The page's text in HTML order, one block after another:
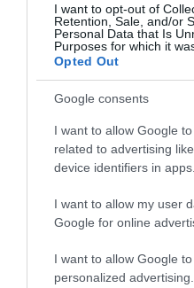
I want to opt-out of
Retention, Sale, and/or
Personal Data that Is
Purposes for which it
Opted Out
Google consents
I want to allow Google
related to advertising
device identifiers in apps.
I want to allow my user
Google for online
I want to allow Google
personalized advertising.
Στη Μύκονο ο
εμφάνιση που
Υπό άκρα μυστικότητα
25.06.2021 - 13:56